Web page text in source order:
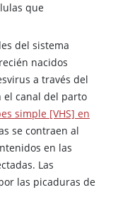
que
del sistema
nacidos
a través del
el canal del parto
simple [VHS] en
se contraen al
en las
Las
las picaduras de